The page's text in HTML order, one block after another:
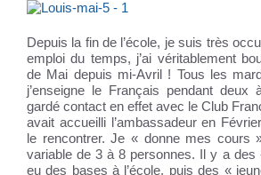
Depuis la fin de l’école, je suis très
emploi du temps, j’ai véritablement
de Mai depuis mi-Avril ! Tous les
j’enseigne le Français pendant deux
gardé contact en effet avec le Club
avait accueilli l’ambassadeur en
le rencontrer. Je « donne mes cours
variable de 3 à 8 personnes. Il y a des
eu des bases à l’école, puis des «